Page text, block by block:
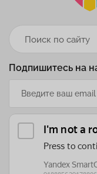
Подпишитесь на